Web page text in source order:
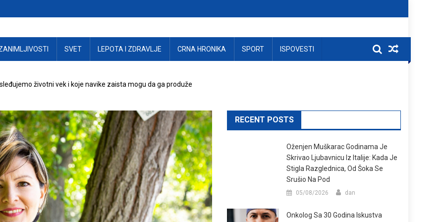
SVET LEPOTA I ZDRAVLJE CRNA HRONIKA SPORT ISPOVESTI
životni vek i koje navike zaista mogu da ga produže
RECENT POSTS
Oženjen Muškarac Godinama Je
Skrivao Ljubavnicu Iz Italije: Kada Je
Stigla Razglednica, Od Šoka Se
Srušio Na Pod
05/08/2026 dan
Onkolog Sa 30 Godina Iskustva